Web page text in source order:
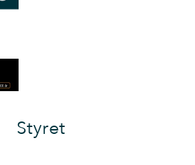
Styret